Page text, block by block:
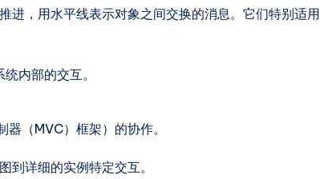
进，用水平线表示对象之间交换的消息。它们特别适用
内部的交互。
（MVC）框架）的协作。
到详细的实例特定交互。